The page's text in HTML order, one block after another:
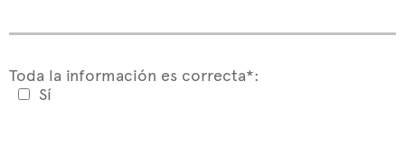
Toda la información es correcta*:
Sí